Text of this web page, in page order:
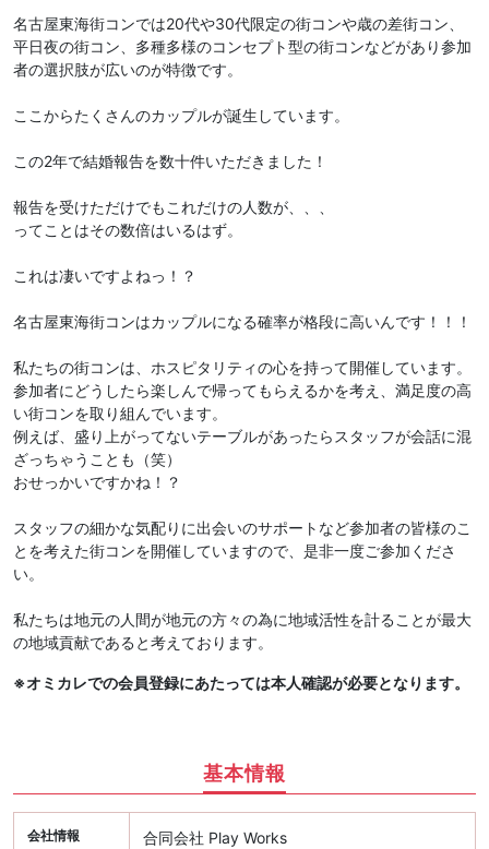
名古屋東海街コンでは20代や30代限定の街コンや歳の差街コン、
平日夜の街コン、多種多様のコンセプト型の街コンなどがあり参加
者の選択肢が広いのが特徴です。
ここからたくさんのカップルが誕生しています。
この2年で結婚報告を数十件いただきました！
報告を受けただけでもこれだけの人数が、、、
ってことはその数倍はいるはず。
これは凄いですよねっ！？
名古屋東海街コンはカップルになる確率が格段に高いんです！！！
私たちの街コンは、ホスピタリティの心を持って開催しています。
参加者にどうしたら楽しんで帰ってもらえるかを考え、満足度の高
い街コンを取り組んでいます。
例えば、盛り上がってないテーブルがあったらスタッフが会話に混
ざっちゃうことも（笑）
おせっかいですかね！？
スタッフの細かな気配りに出会いのサポートなど参加者の皆様のこ
とを考えた街コンを開催していますので、是非一度ご参加くださ
い。
私たちは地元の人間が地元の方々の為に地域活性を計ることが最大
の地域貢献であると考えております。
※オミカレでの会員登録にあたっては本人確認が必要となります。
基本情報
会社情報 合同会社 Play Works